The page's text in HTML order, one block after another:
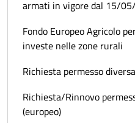
armati in vigore dal 15/
Fondo Europeo Agricolo
investe nelle zone rurali
Richiesta permesso
Richiesta/Rinnovo
(europeo)